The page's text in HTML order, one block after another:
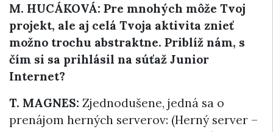
M. HUCÁKOVÁ: Pre mnohých môže Tvoj
projekt, ale aj celá Tvoja aktivita znieť
možno trochu abstraktne. Priblíž nám, s
čím si sa prihlásil na súťaž Junior
Internet?
T. MAGNES: Zjednodušene, jedná sa o
prenájom herných serverov: (Herný server –